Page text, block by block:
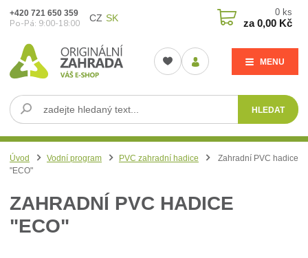
CZ SK
MENU
HLEDAT
+420 721 650 359
Po-Pá: 9:00-18:00
0 ks
za0,00 Kč
Úvod Vodní program PVC zahradní hadice
Zahradní PVC hadice
"ECO"
ZAHRADNÍ PVC HADICE
"ECO"